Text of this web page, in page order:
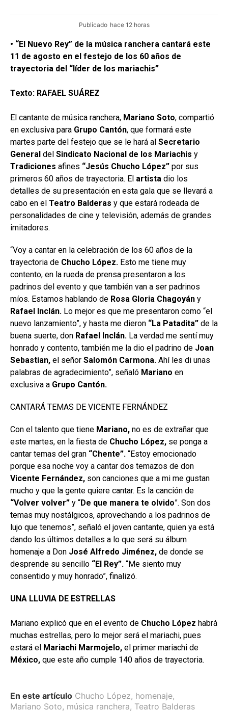
Publicado hace 12 horas
• “El Nuevo Rey” de la música ranchera cantará este
11 de agosto en el festejo de los 60 años de
trayectoria del “líder de los mariachis”
Texto: RAFAEL SUÁREZ
El cantante de música ranchera, Mariano Soto, compartió
en exclusiva para Grupo Cantón, que formará este
martes parte del festejo que se le hará al Secretario
General del Sindicato Nacional de los Mariachis y
Tradiciones afines “Jesús Chucho López” por sus
primeros 60 años de trayectoria. El artista dio los
detalles de su presentación en esta gala que se llevará a
cabo en el Teatro Balderas y que estará rodeada de
personalidades de cine y televisión, además de grandes
imitadores.
“Voy a cantar en la celebración de los 60 años de la
trayectoria de Chucho López. Esto me tiene muy
contento, en la rueda de prensa presentaron a los
padrinos del evento y que también van a ser padrinos
míos. Estamos hablando de Rosa Gloria Chagoyán y
Rafael Inclán. Lo mejor es que me presentaron como “el
nuevo lanzamiento”, y hasta me dieron “La Patadita” de la
buena suerte, don Rafael Inclán. La verdad me sentí muy
honrado y contento, también me la dio el padrino de Joan
Sebastian, el señor Salomón Carmona. Ahí les di unas
palabras de agradecimiento”, señaló Mariano en
exclusiva a Grupo Cantón.
CANTARÁ TEMAS DE VICENTE FERNÁNDEZ
Con el talento que tiene Mariano, no es de extrañar que
este martes, en la fiesta de Chucho López, se ponga a
cantar temas del gran “Chente”. “Estoy emocionado
porque esa noche voy a cantar dos temazos de don
Vicente Fernández, son canciones que a mi me gustan
mucho y que la gente quiere cantar. Es la canción de
“Volver volver” y “De que manera te olvido”. Son dos
temas muy nostálgicos, aprovechando a los padrinos de
lujo que tenemos”, señaló el joven cantante, quien ya está
dando los últimos detalles a lo que será su álbum
homenaje a Don José Alfredo Jiménez, de donde se
desprende su sencillo “El Rey”. “Me siento muy
consentido y muy honrado”, finalizó.
UNA LLUVIA DE ESTRELLAS
Mariano explicó que en el evento de Chucho López habrá
muchas estrellas, pero lo mejor será el mariachi, pues
estará el Mariachi Marmojelo, el primer mariachi de
México, que este año cumple 140 años de trayectoria.
En este artículo Chucho López, homenaje,
Mariano Soto, música ranchera, Teatro Balderas